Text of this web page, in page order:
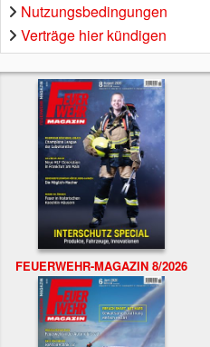
Nutzungsbedingungen
Verträge hier kündigen
FEUERWEHR-MAGAZIN 8/2026